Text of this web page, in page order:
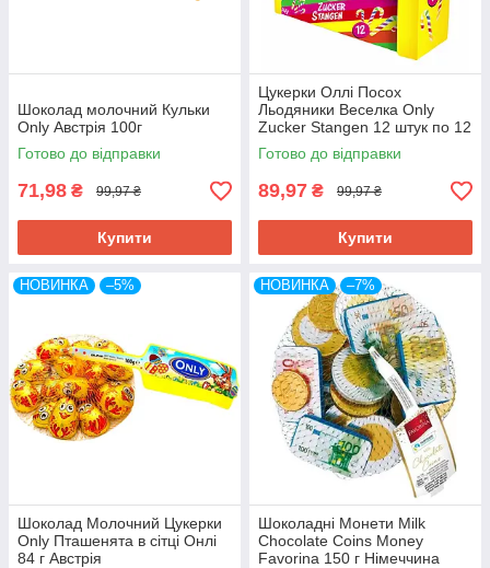
Шоколад молочний Кульки
Only Австрія 100г
Готово до відправки
71,98 ₴ 99,97 ₴
Купити
Цукерки Оллі Посох
Льодяники Веселка Only
Zucker Stangen 12 штук по 12
г Австрія
Готово до відправки
89,97 ₴ 99,97 ₴
Купити
НОВИНКА –5%
Шоколад Молочний Цукерки
Only Пташенята в сітці Онлі
84 г Австрія
НОВИНКА –7%
Шоколадні Монети Milk
Chocolate Coins Money
Favorina 150 г Німеччина